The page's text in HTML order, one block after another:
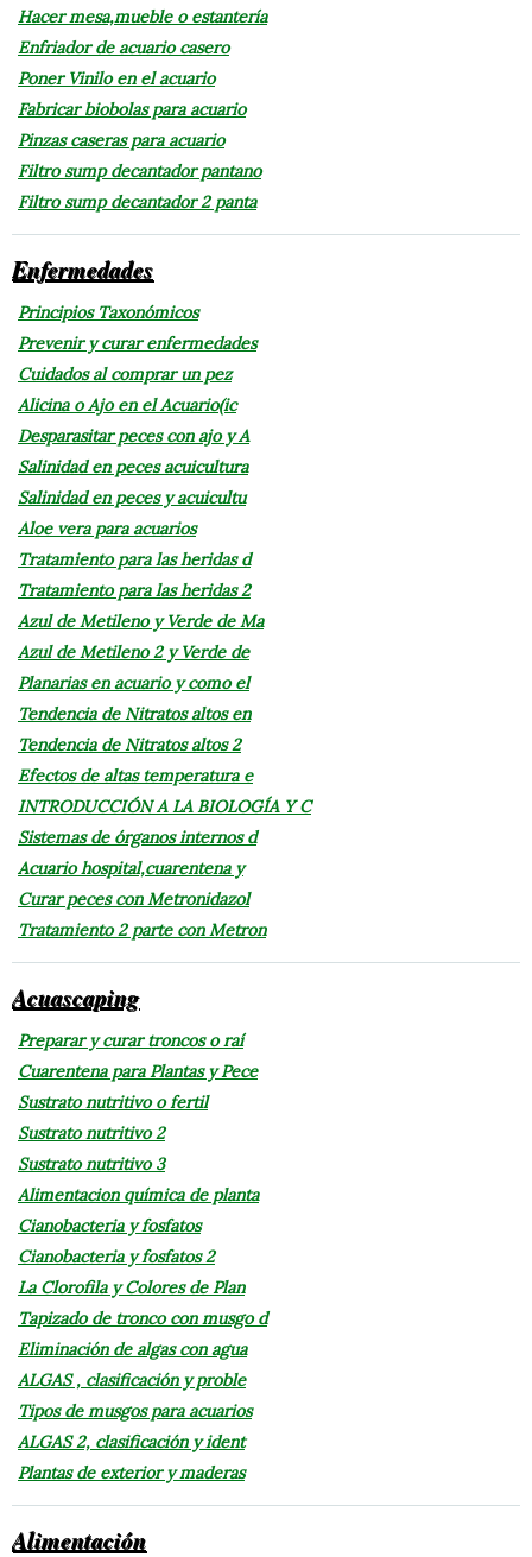
Hacer mesa,mueble o estantería
Enfriador de acuario casero
Poner Vinilo en el acuario
Fabricar biobolas para acuario
Pinzas caseras para acuario
Filtro sump decantador pantano
Filtro sump decantador 2 panta
Enfermedades
Principios Taxonómicos
Prevenir y curar enfermedades
Cuidados al comprar un pez
Alicina o Ajo en el Acuario(ic
Desparasitar peces con ajo y A
Salinidad en peces acuicultura
Salinidad en peces y acuicultu
Aloe vera para acuarios
Tratamiento para las heridas d
Tratamiento para las heridas 2
Azul de Metileno y Verde de Ma
Azul de Metileno 2 y Verde de
Planarias en acuario y como el
Tendencia de Nitratos altos en
Tendencia de Nitratos altos 2
Efectos de altas temperatura e
INTRODUCCIÓN A LA BIOLOGÍA Y C
Sistemas de órganos internos d
Acuario hospital,cuarentena y
Curar peces con Metronidazol
Tratamiento 2 parte con Metron
Acuascaping
Preparar y curar troncos o raí
Cuarentena para Plantas y Pece
Sustrato nutritivo o fertil
Sustrato nutritivo 2
Sustrato nutritivo 3
Alimentacion química de planta
Cianobacteria y fosfatos
Cianobacteria y fosfatos 2
La Clorofila y Colores de Plan
Tapizado de tronco con musgo d
Eliminación de algas con agua
ALGAS , clasificación y proble
Tipos de musgos para acuarios
ALGAS 2, clasificación y ident
Plantas de exterior y maderas
Alimentación